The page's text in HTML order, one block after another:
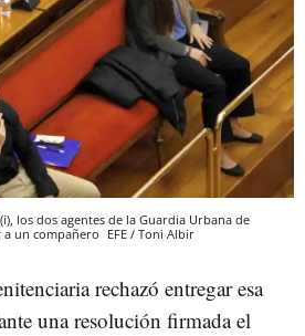
los dos agentes de la Guardia Urbana de
a un compañero EFE / Toni Albir
rechazó entregar esa
una resolución firmada el